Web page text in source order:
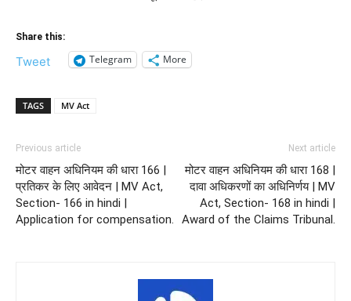
Share this:
Tweet Telegram More
TAGS MV Act
Previous article
मोटर वाहन अधिनियम की धारा 166 |
प्रतिकर के लिए आवेदन | MV Act,
Section- 166 in hindi |
Application for compensation.
Next article
मोटर वाहन अधिनियम की धारा 168 |
दावा अधिकरणों का अधिनिर्णय | MV
Act, Section- 168 in hindi |
Award of the Claims Tribunal.